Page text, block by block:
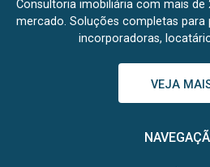
Consultoria imobiliária com mais de
mercado. Soluções completas para
incorporadoras,
VEJA